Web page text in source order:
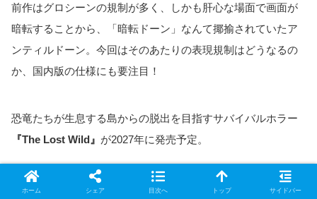
前作はグロシーンの規制が多く、しかも肝心な場面で画面が
暗転することから、「暗転ドーン」なんて揶揄されていたア
ンティルドーン。今回はそのあたりの表現規制はどうなるの
か、国内版の仕様にも要注目！
恐竜たちが生息する島からの脱出を目指すサバイバルホラー
『The Lost Wild』 が2027年に発売予定。
恐竜サバイバルホラーといえばカプコンの『ディノクライシ
ホーム シェア 目次へ トップ サイドバー